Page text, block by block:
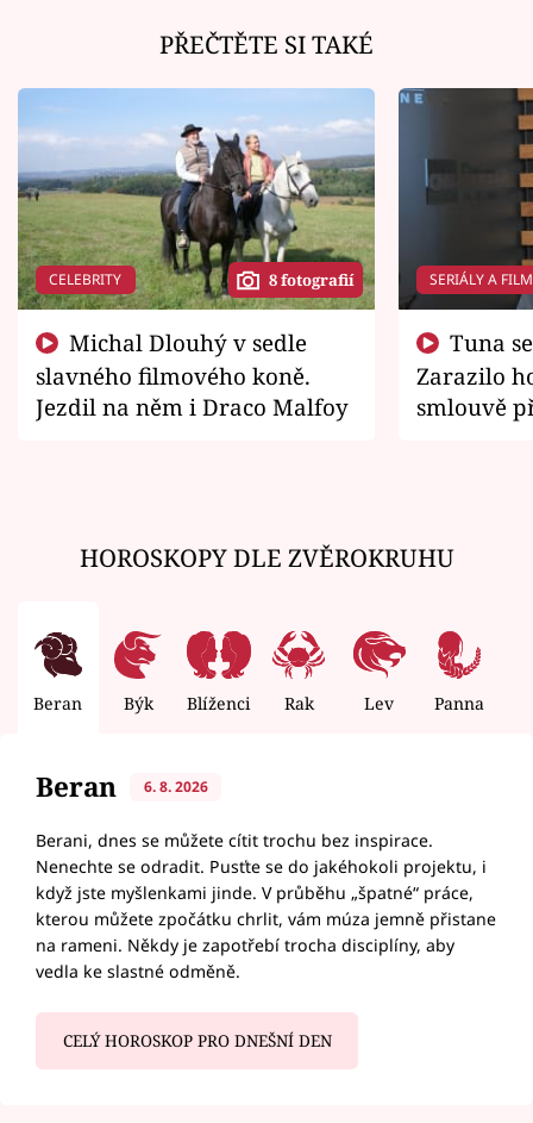
PŘEČTĚTE SI TAKÉ
CELEBRITY 8 fotografií
slavného filmového koně.
Jezdil na něm i Draco Malfoy
SERIÁLY A
Zarazilo
smlouvě
HOROSKOPY DLE ZVĚROKRUHU
Beran Býk Blíženci Rak Lev Panna
Beran 6. 8. 2026
Berani, dnes se můžete cítit trochu bez inspirace.
Nenechte se odradit. Pusťte se do jakéhokoli projektu, i
když jste myšlenkami jinde. V průběhu „špatné“ práce,
kterou můžete zpočátku chrlit, vám múza jemně přistane
na rameni. Někdy je zapotřebí trocha disciplíny, aby
vedla ke slastné odměně.
CELÝ HOROSKOP PRO DNEŠNÍ DEN